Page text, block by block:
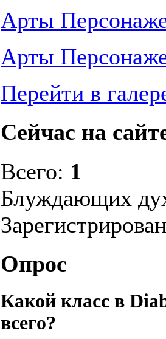
Арты
Арты
Перейти в
Сейчас на
Всего: 1
Блуждающих
Опрос
Какой класс в
всего?